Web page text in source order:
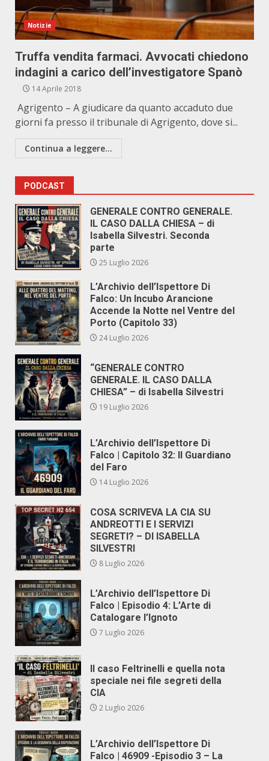
Notizie
Truffa vendita farmaci. Avvocati chiedono
indagini a carico dell’investigatore Spanò
14 Aprile 2018
Agrigento – A giudicare da quanto accaduto due
giorni fa presso il tribunale di Agrigento, dove si...
Continua a leggere...
PODCAST
GENERALE CONTRO GENERALE.
IL CASO DALLA CHIESA – di
Isabella Silvestri. Seconda
parte
25 Luglio 2026
L’Archivio dell’Ispettore Di
Falco: Un Incubo Arancione
Accende la Notte nel Ventre del
Porto (Capitolo 33)
24 Luglio 2026
“GENERALE CONTRO
GENERALE. IL CASO DALLA
CHIESA” – di Isabella Silvestri
19 Luglio 2026
L’Archivio dell’Ispettore Di
Falco | Capitolo 32: Il Guardiano
del Faro
14 Luglio 2026
COSA SCRIVEVA LA CIA SU
ANDREOTTI E I SERVIZI
SEGRETI? – DI ISABELLA
SILVESTRI
8 Luglio 2026
L’Archivio dell’Ispettore Di
Falco | Episodio 4: L’Arte di
Catalogare l’Ignoto
7 Luglio 2026
Il caso Feltrinelli e quella nota
speciale nei file segreti della
CIA
2 Luglio 2026
L’Archivio dell’Ispettore Di
Falco | 46909 -Episodio 3 – La